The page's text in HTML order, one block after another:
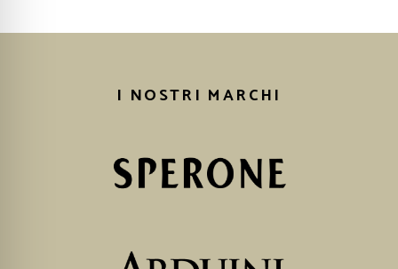
I NOSTRI MARCHI